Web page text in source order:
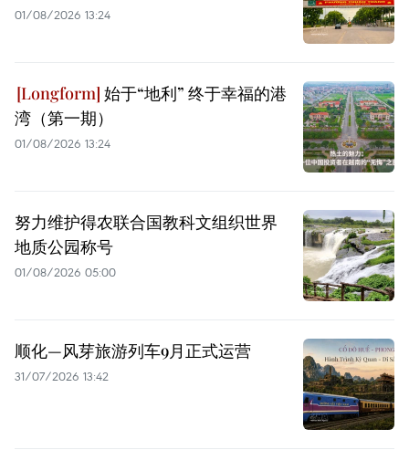
01/08/2026 13:24
始于“地利” 终于幸福的港
湾（第一期）
01/08/2026 13:24
努力维护得农联合国教科文组织世界
地质公园称号
01/08/2026 05:00
顺化—风芽旅游列车9月正式运营
31/07/2026 13:42